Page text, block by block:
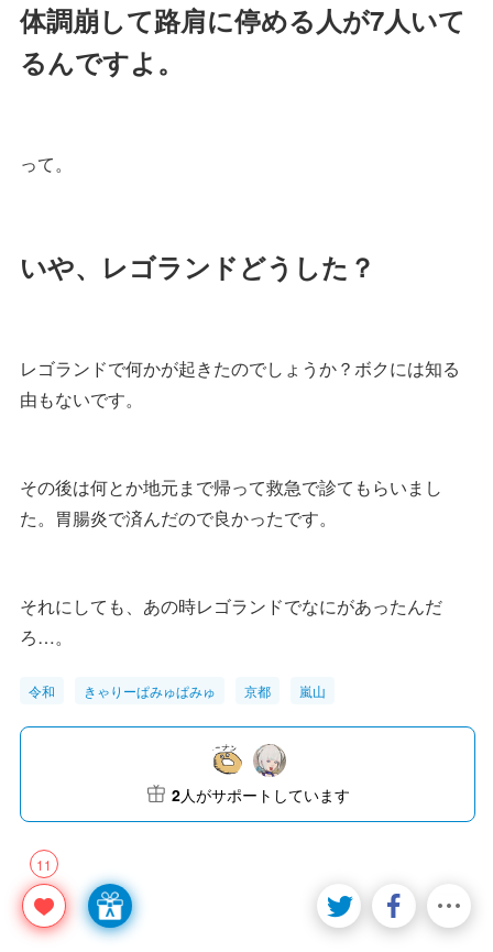
体調崩して路肩に停める人が7人いて
るんですよ。
って。
いや、レゴランドどうした？
レゴランドで何かが起きたのでしょうか？ボクには知る
由もないです。
その後は何とか地元まで帰って救急で診てもらいまし
た。胃腸炎で済んだので良かったです。
それにしても、あの時レゴランドでなにがあったんだ
ろ…。
令和 きゃりーぱみゅぱみゅ 京都 嵐山
11
2人がサポートしています